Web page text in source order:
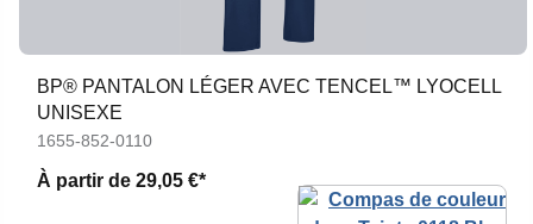
BP® PANTALON LÉGER AVEC TENCEL™ LYOCELL
UNISEXE
1655-852-0110
À partir de 29,05 €*